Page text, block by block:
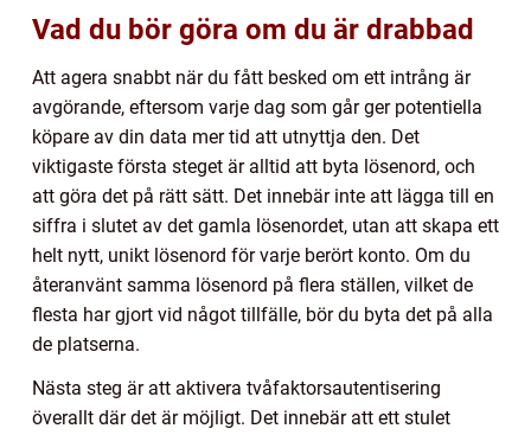
Vad du bör göra om du är drabbad
Att agera snabbt när du fått besked om ett intrång är
avgörande, eftersom varje dag som går ger potentiella
köpare av din data mer tid att utnyttja den. Det
viktigaste första steget är alltid att byta lösenord, och
att göra det på rätt sätt. Det innebär inte att lägga till en
siffra i slutet av det gamla lösenordet, utan att skapa ett
helt nytt, unikt lösenord för varje berört konto. Om du
återanvänt samma lösenord på flera ställen, vilket de
flesta har gjort vid något tillfälle, bör du byta det på alla
de platserna.
Nästa steg är att aktivera tvåfaktorsautentisering
överallt där det är möjligt. Det innebär att ett stulet